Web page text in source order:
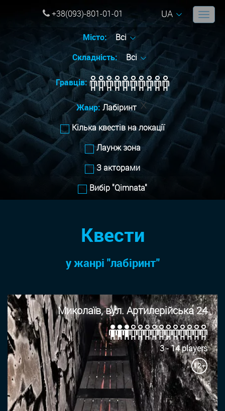
+38(093)-801-01-01 UA
Місто:
Всі
Складність:
Всі
Гравців:
Жанр: Лабіринт
Кілька квестів на локації
Лаунж зона
З акторами
Вибір "Qimnata"
Квести
у жанрi "лабіринт"
Миколаїв, вул. Артилерійська 24
3 - 14 players
12+